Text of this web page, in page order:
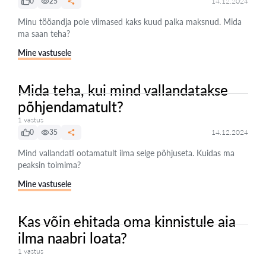
Minu tööandja pole viimased kaks kuud palka maksnud. Mida
ma saan teha?
Mine vastusele
Mida teha, kui mind vallandatakse
põhjendamatult?
1 vastus
0
35 14.12.2024
Mind vallandati ootamatult ilma selge põhjuseta. Kuidas ma
peaksin toimima?
Mine vastusele
Kas võin ehitada oma kinnistule aia
ilma naabri loata?
1 vastus